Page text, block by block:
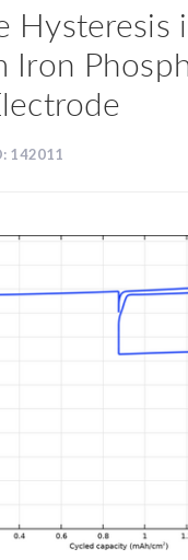
Hysteresis
Iron
142011